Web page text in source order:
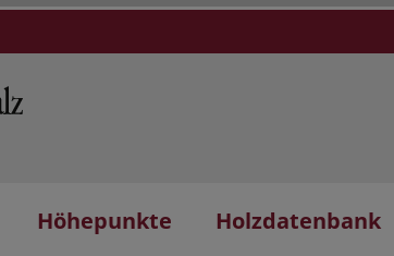
Höhepunkte Holzdatenbank